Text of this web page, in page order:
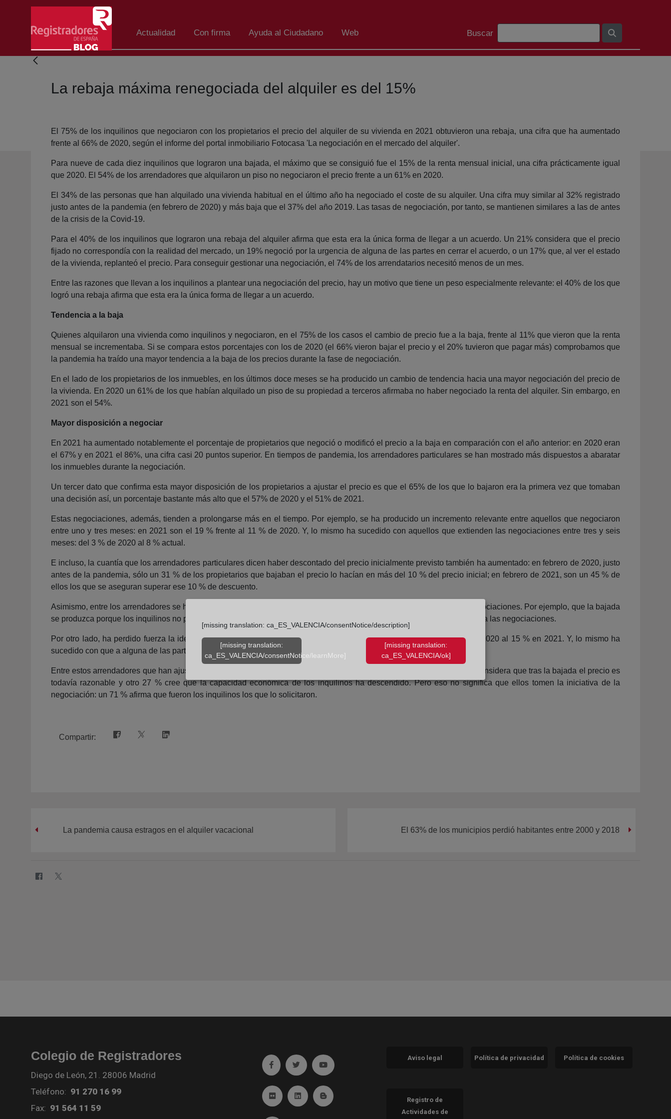
Salta al contingut principal
Actualidad Con firma Ayuda al Ciudadano Web
Barra de cerca
Buscar
La rebaja máxima renegociada del alquiler es del 15%
El 75% de los inquilinos que negociaron con los propietarios el precio del alquiler de su vivienda en 2021 obtuvieron una rebaja, una cifra que ha aumentado
frente al 66% de 2020, según el informe del portal inmobiliario Fotocasa 'La negociación en el mercado del alquiler'.
Para nueve de cada diez inquilinos que lograron una bajada, el máximo que se consiguió fue el 15% de la renta mensual inicial, una cifra prácticamente igual
que 2020. El 54% de los arrendadores que alquilaron un piso no negociaron el precio frente a un 61% en 2020.
El 34% de las personas que han alquilado una vivienda habitual en el último año ha negociado el coste de su alquiler. Una cifra muy similar al 32% registrado
justo antes de la pandemia (en febrero de 2020) y más baja que el 37% del año 2019. Las tasas de negociación, por tanto, se mantienen similares a las de antes
de la crisis de la Covid-19.
Para el 40% de los inquilinos que lograron una rebaja del alquiler afirma que esta era la única forma de llegar a un acuerdo. Un 21% considera que el precio
fijado no correspondía con la realidad del mercado, un 19% negoció por la urgencia de alguna de las partes en cerrar el acuerdo, o un 17% que, al ver el estado
de la vivienda, replanteó el precio. Para conseguir gestionar una negociación, el 74% de los arrendatarios necesitó menos de un mes.
Entre las razones que llevan a los inquilinos a plantear una negociación del precio, hay un motivo que tiene un peso especialmente relevante: el 40% de los que
logró una rebaja afirma que esta era la única forma de llegar a un acuerdo.
Tendencia a la baja
Quienes alquilaron una vivienda como inquilinos y negociaron, en el 75% de los casos el cambio de precio fue a la baja, frente al 11% que vieron que la renta
mensual se incrementaba. Si se compara estos porcentajes con los de 2020 (el 66% vieron bajar el precio y el 20% tuvieron que pagar más) comprobamos que
la pandemia ha traído una mayor tendencia a la baja de los precios durante la fase de negociación.
En el lado de los propietarios de los inmuebles, en los últimos doce meses se ha producido un cambio de tendencia hacia una mayor negociación del precio de
la vivienda. En 2020 un 61% de los que habían alquilado un piso de su propiedad a terceros afirmaba no haber negociado la renta del alquiler. Sin embargo, en
2021 son el 54%.
Mayor disposición a negociar
En 2021 ha aumentado notablemente el porcentaje de propietarios que negoció o modificó el precio a la baja en comparación con el año anterior: en 2020 eran
el 67% y en 2021 el 86%, una cifra casi 20 puntos superior. En tiempos de pandemia, los arrendadores particulares se han mostrado más dispuestos a abaratar
los inmuebles durante la negociación.
Un tercer dato que confirma esta mayor disposición de los propietarios a ajustar el precio es que el 65% de los que lo bajaron era la primera vez que tomaban
una decisión así, un porcentaje bastante más alto que el 57% de 2020 y el 51% de 2021.
Estas negociaciones, además, tienden a prolongarse más en el tiempo. Por ejemplo, se ha producido un incremento relevante entre aquellos que negociaron
entre uno y tres meses: en 2021 son el 19 % frente al 11 % de 2020. Y, lo mismo ha sucedido con aquellos que extienden las negociaciones entre tres y seis
meses: del 3 % de 2020 al 8 % actual.
E incluso, la cuantía que los arrendadores particulares dicen haber descontado del precio inicialmente previsto también ha aumentado: en febrero de 2020, justo
antes de la pandemia, sólo un 31 % de los propietarios que bajaban el precio lo hacían en más del 10 % del precio inicial; en febrero de 2021, son un 45 % de
ellos los que se aseguran superar ese 10 % de descuento.
Asimismo, entre los arrendadores se han producido algunos cambios significativos vinculados a los motivos de estas negociaciones. Por ejemplo, que la bajada
se produzca porque los inquilinos no puedan hacer frente al alquiler se ha posicionado como la razón principal que impulsa las negociaciones.
Por otro lado, ha perdido fuerza la idea de que variar el precio era la única forma de llegar a un acuerdo: del 26 % en 2020 al 15 % en 2021. Y, lo mismo ha
sucedido con que a alguna de las partes le urgiera cerrar la operación: del 12 % al 3 % actual.
Entre estos arrendadores que han ajustado a la baja el precio de su inmueble para alquilarlo, hay un 31 % de ellos que considera que tras la bajada el precio es
todavía razonable y otro 27 % cree que la capacidad económica de los inquilinos ha descendido. Pero eso no significa que ellos tomen la iniciativa de la
negociación: un 71 % afirma que fueron los inquilinos los que lo solicitaron.
Compartir:
La pandemia causa estragos en el alquiler vacacional El 63% de los municipios perdió habitantes entre 2000 y 2018
Colegio de Registradores
Diego de León, 21. 28006 Madrid
Teléfono: 91 270 16 99
Fax: 91 564 11 59
Ir a facebook (abre en ventana nueva)
Ir a twitter (abre en ventana nueva)
Ir a YouTube (abre en ventana nueva)
Ir a Flickr (abre en ventana nueva)
Ir a Linkedin (abre en ventana nueva)
Ir al Blog (abre en ventana nueva)
Aviso legal Política de privacidad Política de cookies
Registro de
Actividades de
[missing translation: ca_ES_VALENCIA/consentNotice/description]
[missing translation:
ca_ES_VALENCIA/consentNotice/learnMore]
[missing translation:
ca_ES_VALENCIA/ok]